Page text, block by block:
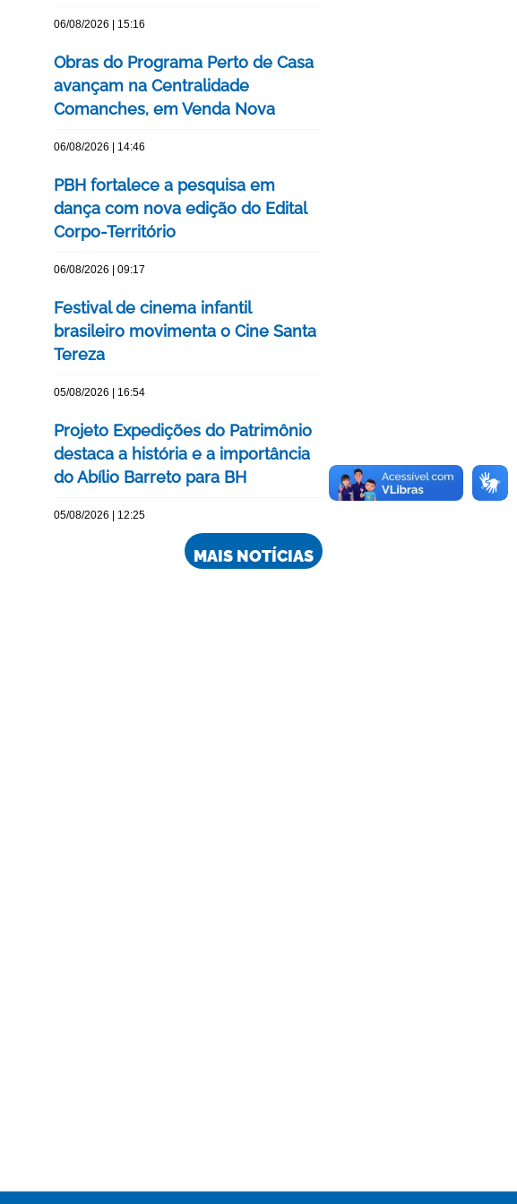
06/08/2026 | 15:16
Obras do Programa Perto de Casa
avançam na Centralidade
Comanches, em Venda Nova
06/08/2026 | 14:46
PBH fortalece a pesquisa em
dança com nova edição do Edital
Corpo-Território
06/08/2026 | 09:17
Festival de cinema infantil
brasileiro movimenta o Cine Santa
Tereza
05/08/2026 | 16:54
Projeto Expedições do Patrimônio
destaca a história e a importância
do Abílio Barreto para BH
05/08/2026 | 12:25
MAIS NOTÍCIAS